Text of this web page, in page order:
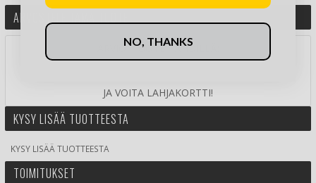
ARVOSTELE TÄMÄ TUOTE
ARVIOI TUOTE TÄHDILLÄ:
JA VOITA LAHJAKORTTI!
KYSY LISÄÄ TUOTTEESTA
KYSY LISÄÄ TUOTTEESTA
TOIMITUKSET
NO, THANKS